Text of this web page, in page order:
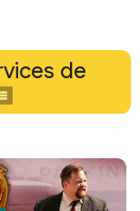
de